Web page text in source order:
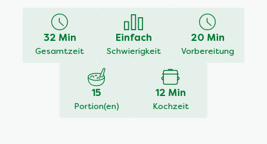
abgegeben32 Min
Gesamtzeit
Einfach
Schwierigkeit
20 Min
Vorbereitung
15
Portion(en)
12 Min
Kochzeit